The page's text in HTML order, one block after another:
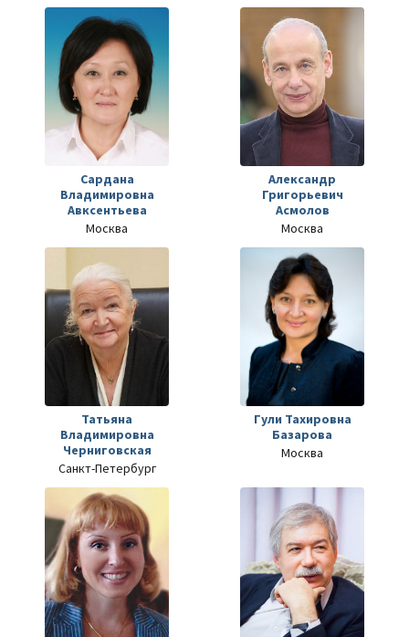
Сардана
Владимировна
Авксентьева
Москва
Александр
Григорьевич
Асмолов
Москва
Татьяна
Владимировна
Черниговская
Санкт-Петербург
Гули Тахировна
Базарова
Москва